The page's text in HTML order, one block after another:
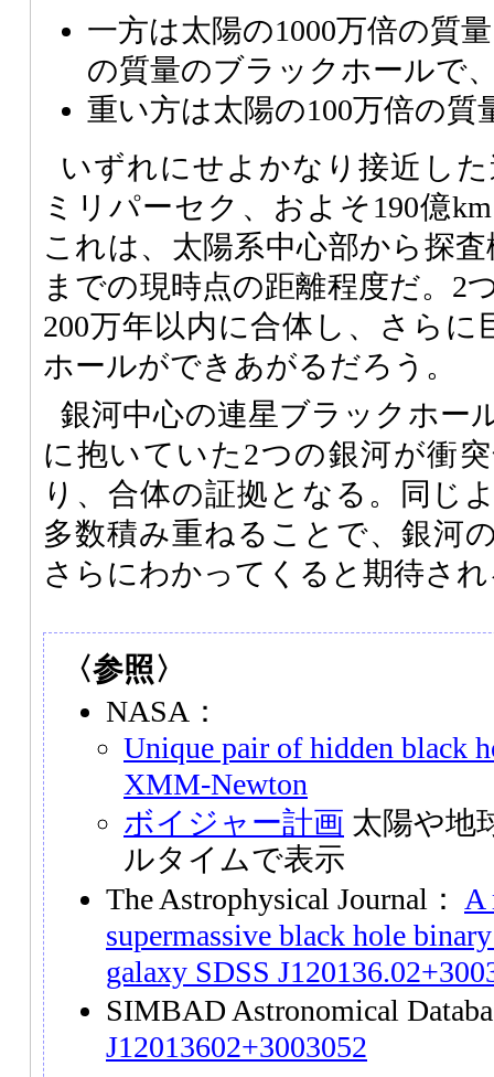
一方は太陽の1000万倍の質
の質量のブラックホールで
重い方は太陽の100万倍の質
いずれにせよかなり接近し
ミリパーセク、およそ190億
これは、太陽系中心部から探査
までの現時点の距離程度だ。2
200万年以内に合体し、さら
ホールができあがるだろう。
銀河中心の連星ブラックホー
に抱いていた2つの銀河が衝
り、合体の証拠となる。同じ
多数積み重ねることで、銀河
さらにわかってくると期待さ
〈参照〉
NASA：
Unique pair of hidden black
XMM-Newton
ボイジャー計画 太陽や地
ルタイムで表示
The Astrophysical Journal： A
supermassive black hole
galaxy SDSS
SIMBAD Astronomical
J12013602+3003052